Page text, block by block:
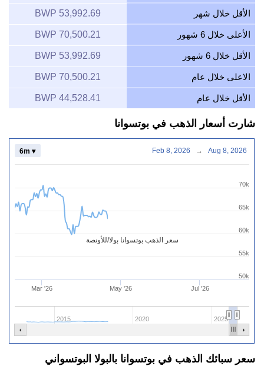
الأقل خلال شهر 53,992.69 BWP
الأعلى خلال 6 شهور 70,500.21 BWP
الأقل خلال 6 شهور 53,992.69 BWP
الاعلى خلال عام 70,500.21 BWP
الأقل خلال عام 44,528.41 BWP
شارت أسعار الذهب في بوتسوانا
سعر الذهب بوتسوانا بولا/للأونصة
Mar '26 May '26 Jul '26
2015 2020 2025
50k
55k
60k
65k
70k
6m ▾ Feb 8, 2026 → Aug 8, 2026
سعر سبائك الذهب في بوتسوانا بالبولا البوتسواني